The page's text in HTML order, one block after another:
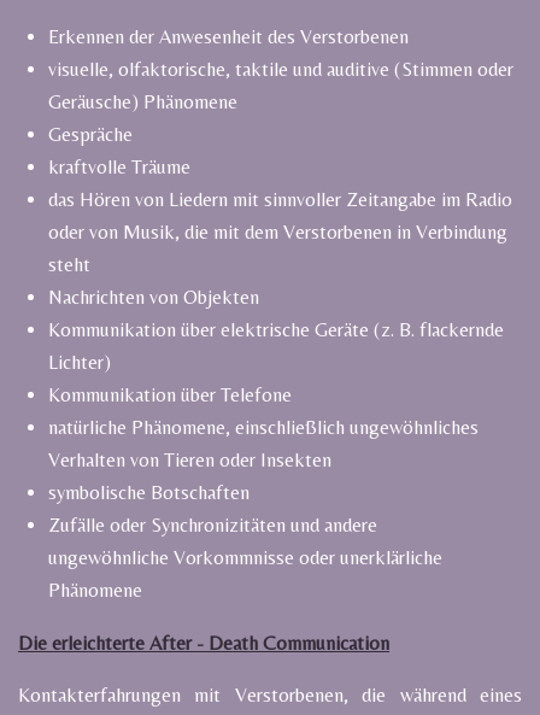
Erkennen der Anwesenheit des Verstorbenen
visuelle, olfaktorische, taktile und auditive (Stimmen oder
Geräusche) Phänomene
Gespräche
kraftvolle Träume
das Hören von Liedern mit sinnvoller Zeitangabe im Radio
oder von Musik, die mit dem Verstorbenen in Verbindung
steht
Nachrichten von Objekten
Kommunikation über elektrische Geräte (z. B. flackernde
Lichter)
Kommunikation über Telefone
natürliche Phänomene, einschließlich ungewöhnliches
Verhalten von Tieren oder Insekten
symbolische Botschaften
Zufälle oder Synchronizitäten und andere
ungewöhnliche Vorkommnisse oder unerklärliche
Phänomene
Die erleichterte After - Death Communication
Kontakterfahrungen mit Verstorbenen, die während eines